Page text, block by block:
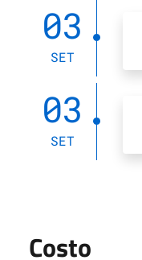
03
SET
03
SET
Costo